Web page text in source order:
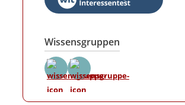
Wissensgruppen